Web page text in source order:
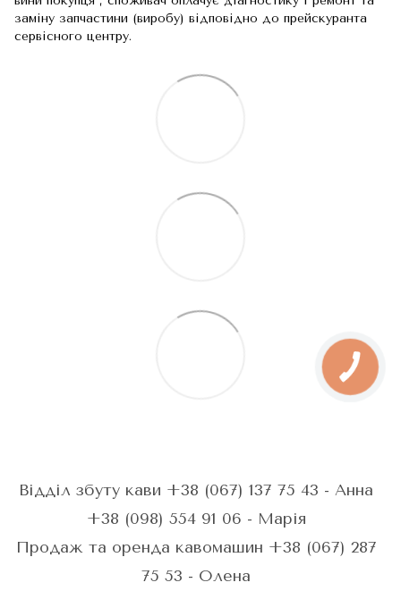
заміну запчастини (виробу) відповідно до прейскуранта
сервісного центру.
Відділ збуту кави +38 (067) 137 75 43 - Анна
+38 (098) 554 91 06 - Марія
Продаж та оренда кавомашин +38 (067) 287
75 53 - Олена